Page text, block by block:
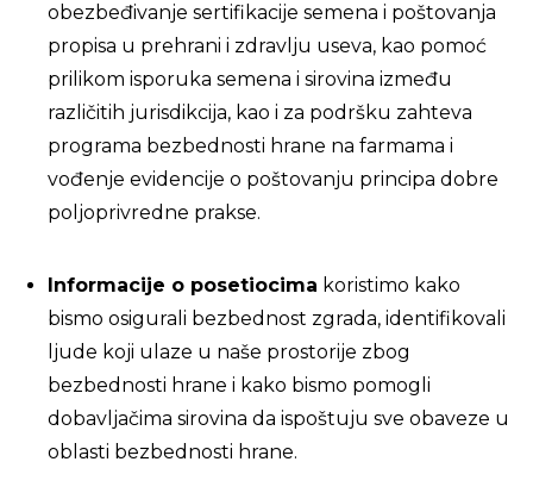
obezbeđivanje sertifikacije semena i poštovanja
propisa u prehrani i zdravlju useva, kao pomoć
prilikom isporuka semena i sirovina između
različitih jurisdikcija, kao i za podršku zahteva
programa bezbednosti hrane na farmama i
vođenje evidencije o poštovanju principa dobre
poljoprivredne prakse.
Informacije o posetiocima koristimo kako
bismo osigurali bezbednost zgrada, identifikovali
ljude koji ulaze u naše prostorije zbog
bezbednosti hrane i kako bismo pomogli
dobavljačima sirovina da ispoštuju sve obaveze u
oblasti bezbednosti hrane.